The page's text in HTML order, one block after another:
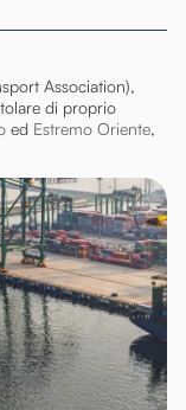
Association),
di proprio
ed Estremo Oriente,